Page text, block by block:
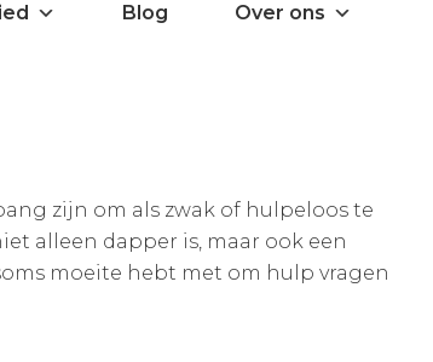
Blog Over ons
zijn om als zwak of hulpeloos te
alleen dapper is, maar ook een
moeite hebt met om hulp vragen